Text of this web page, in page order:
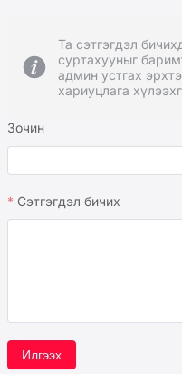
Та сэтгэгдэл
суртахууныг
админ устгах
хариуцлага
Зочин
Сэтгэгдэл бичих
Илгээх